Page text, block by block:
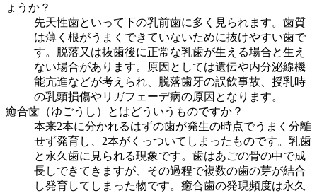
ょうか？
先天性歯といって下の乳前歯に多く見られます。歯質
は薄く根がうまくできていないために抜けやすい歯で
す。脱落又は抜歯後に正常な乳歯が生える場合と生え
ない場合があります。原因としては遺伝や内分泌線機
能亢進などが考えられ、脱落歯牙の誤飲事故、授乳時
の乳頭損傷やリガフェーデ病の原因となります。
癒合歯（ゆごうし）とはどういうものですか？
本来2本に分かれるはずの歯が発生の時点でうまく分離
せず発育し、2本がくっついてしまったものです。乳歯
と永久歯に見られる現象です。歯はあごの骨の中で成
長しできてきますが、その過程で複数の歯の芽が結合
し発育してしまった物です。癒合歯の発現頻度は永久